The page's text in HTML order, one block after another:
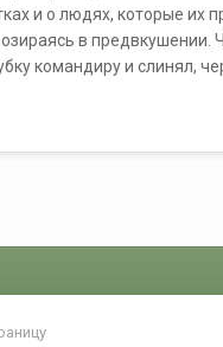
и о людях, которые их
в предвкушении.
командиру и слинял,